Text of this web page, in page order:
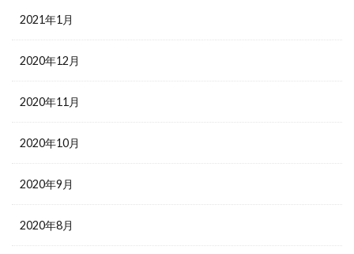
2021年1月
2020年12月
2020年11月
2020年10月
2020年9月
2020年8月